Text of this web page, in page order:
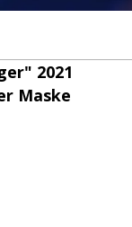
2021
Maske